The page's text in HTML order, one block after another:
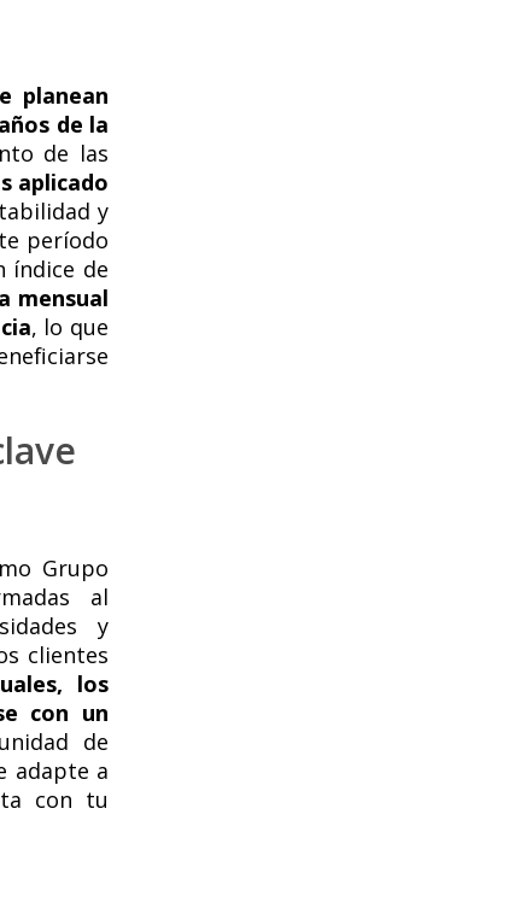
planean
de la
de las
aplicado
y
período
índice de
mensual
, lo que
Grupo
al
y
clientes
los
con un
de
adapte a
con tu